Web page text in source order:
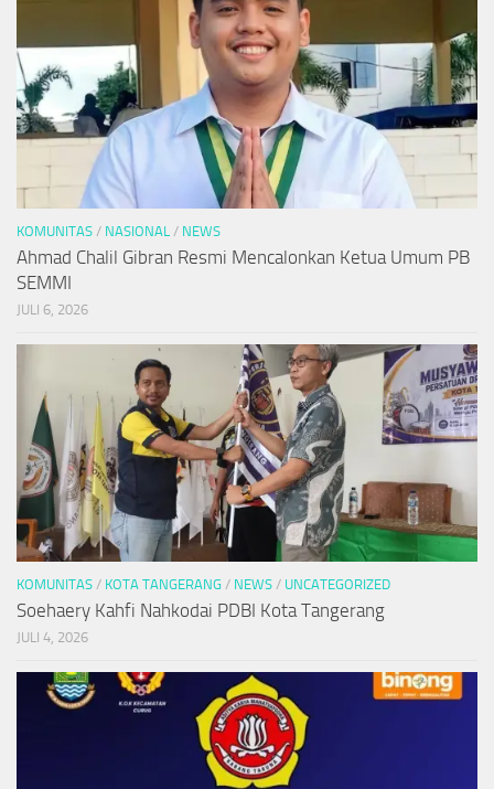
KOMUNITAS / NASIONAL / NEWS
Ahmad Chalil Gibran Resmi Mencalonkan Ketua Umum PB
SEMMI
JULI 6, 2026
KOMUNITAS / KOTA TANGERANG / NEWS / UNCATEGORIZED
Soehaery Kahfi Nahkodai PDBI Kota Tangerang
JULI 4, 2026